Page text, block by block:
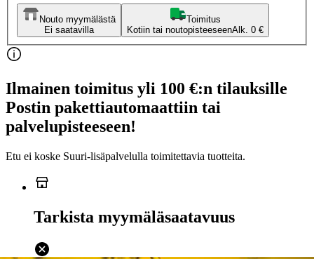
Nouto myymälästä
Ei saatavilla
Toimitus
Kotiin tai noutopisteeseenAlk. 0 €
Ilmainen toimitus yli 100 €:n tilauksille
Postin pakettiautomaattiin tai
palvelupisteeseen!
Etu ei koske Suuri‑lisäpalvelulla toimitettavia tuotteita.
Tarkista myymäläsaatavuus